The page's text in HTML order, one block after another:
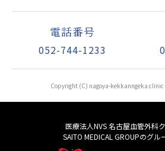
電話番号
052-744-1233
Copyright (C) nagoya-kekkanngeka
医療法人NVS 名古屋血管外科
SAITO MEDICAL GROUPのグル